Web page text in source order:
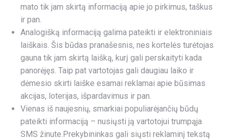
mato tik jam skirtą informaciją apie jo pirkimus, taškus
ir pan.
Analogišką informaciją galima pateikti ir elektroniniais
laiškais. Šis būdas pranašesnis, nes kortelės turėtojas
gauna tik jam skirtą laišką, kurį gali perskaityti kada
panorėjęs. Taip pat vartotojas gali daugiau laiko ir
dėmesio skirti laiške esamai reklamai apie būsimas
akcijas, loterijas, išpardavimus ir pan.
Vienas iš naujesnių, smarkiai populiarėjančių būdų
pateikti informaciją – nusiųsti ją vartotojui trumpąja
SMS žinute.Prekybininkas gali siųsti reklaminį tekstą